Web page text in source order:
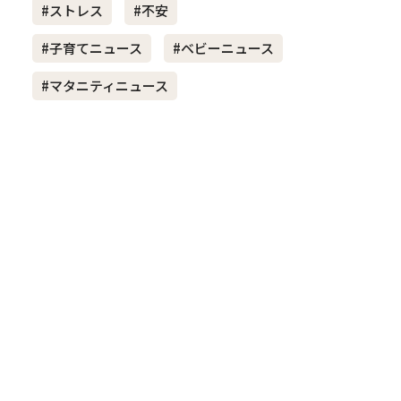
夫婦 #産休 #育休
#ストレス
#不安
#子育てニュース
#ベビーニュース
#マタニティニュース